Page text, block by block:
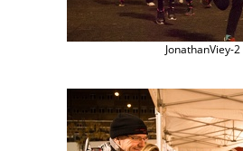
JonathanViey-2